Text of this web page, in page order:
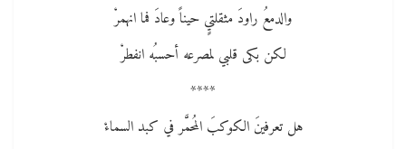
والدمعُ راودَ مثقلتيٍ حيناً وعادَ فما انهمرْ
لكن بكى قلبي لمصرعه أحسبُه انفطرْ
****
هل تعرفينَ الكوكبَ المُحمَّر في كبد السماءْ